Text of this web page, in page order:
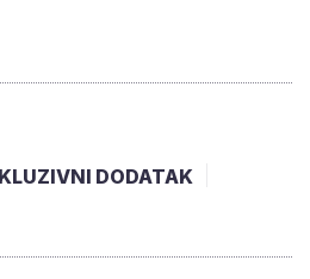
DODATAK